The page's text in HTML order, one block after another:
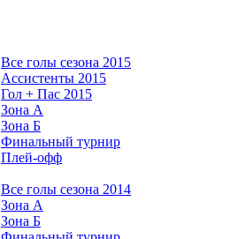
Все голы сезона 2015
Ассистенты 2015
Гол + Пас 2015
Зона А
Зона Б
Финальный турнир
Плей-офф
Все голы сезона 2014
Зона А
Зона Б